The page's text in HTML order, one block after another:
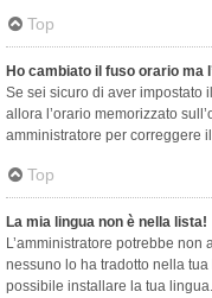
Top
Ho cambiato il fuso orario ma
Se sei sicuro di aver impostato
allora l’orario memorizzato
amministratore per correggere
Top
La mia lingua non è nella lista!
L’amministratore potrebbe
nessuno lo ha tradotto nella
possibile installare la tua